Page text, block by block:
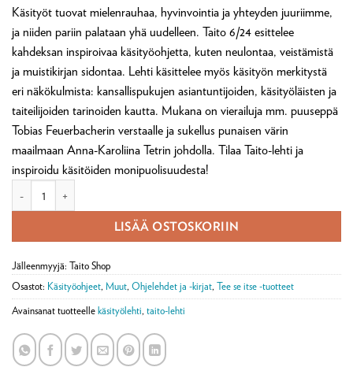
Käsityöt tuovat mielenrauhaa, hyvinvointia ja yhteyden juuriimme,
ja niiden pariin palataan yhä uudelleen. Taito 6/24 esittelee
kahdeksan inspiroivaa käsityöohjetta, kuten neulontaa, veistämistä
ja muistikirjan sidontaa. Lehti käsittelee myös käsityön merkitystä
eri näkökulmista: kansallispukujen asiantuntijoiden, käsityöläisten ja
taiteilijoiden tarinoiden kautta. Mukana on vierailuja mm. puuseppä
Tobias Feuerbacherin verstaalle ja sukellus punaisen värin
maailmaan Anna-Karoliina Tetrin johdolla. Tilaa Taito-lehti ja
inspiroidu käsitöiden monipuolisuudesta!
LISÄÄ OSTOSKORIIN
Jälleenmyyjä: Taito Shop
Osastot: Käsityöohjeet, Muut, Ohjelehdet ja -kirjat, Tee se itse -tuotteet
Avainsanat tuotteelle käsityölehti, taito-lehti